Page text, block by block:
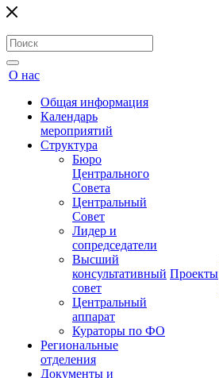
О нас
Общая информация
Календарь
мероприятий
Структура
Бюро
Центрального
Совета
Центральный
Совет
Лидер и
сопредседатели
Высший
консультативный
совет
Центральный
аппарат
Кураторы по ФО
Региональные
отделения
Документы и
Проекты